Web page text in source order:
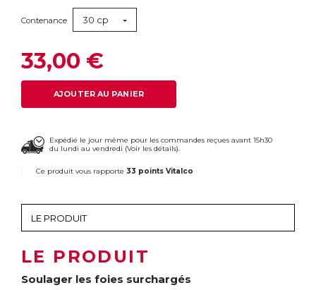
Contenance 30 cp
33,00 €
AJOUTER AU PANIER
Expédié le jour même pour les commandes reçues avant 15h30
du lundi au vendredi (Voir les détails).
Ce produit vous rapporte 33 points Vitalco
LE PRODUIT
Soulager les foies surchargés